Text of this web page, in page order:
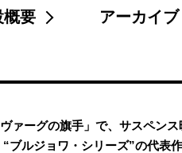
概要 アーカイブ
ヴァーグの旗手」で、サスペン
“ブルジョワ・シリーズ”の代表